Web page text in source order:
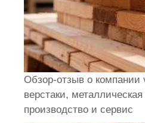
Обзор-отзыв о компании
верстаки,
производство и сервис